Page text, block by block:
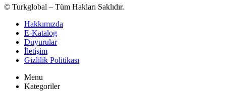
© Turkglobal – Tüm Hakları Saklıdır.
Hakkımızda
E-Katalog
Duyurular
İletişim
Gizlilik Politikası
Menu
Kategoriler